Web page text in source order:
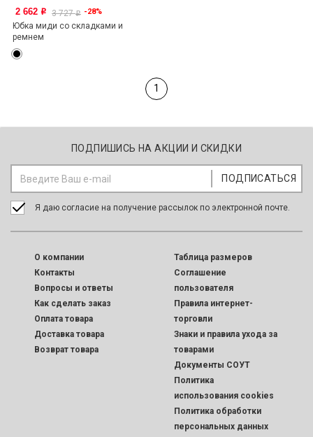
2 662 o 3 727o -28%
Юбка миди со складками и
ремнем
1
ПОДПИШИСЬ НА АКЦИИ И СКИДКИ
Я даю согласие на получение рассылок по электронной почте.
O компании
Контакты
Вопросы и ответы
Как сделать заказ
Оплата товара
Доставка товара
Возврат товара
Таблица размеров
Соглашение
пользователя
Правила интернет-
торговли
Знаки и правила ухода за
товарами
Документы СОУТ
Политика
использования cookies
Политика обработки
персональных данных